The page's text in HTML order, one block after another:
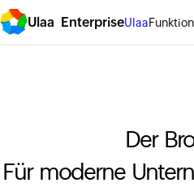
Ulaa EnterpriseUlaa
Der
Für moderne